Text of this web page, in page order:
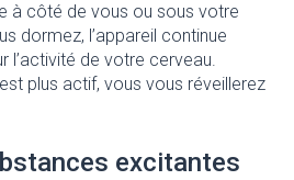
à côté de vous ou sous votre
dormez, l’appareil continue
l’activité de votre cerveau.
plus actif, vous vous réveillerez
excitantes